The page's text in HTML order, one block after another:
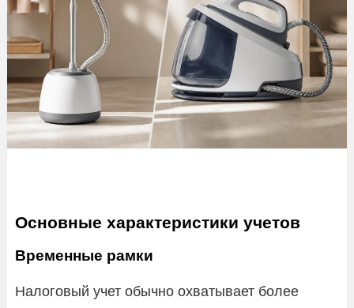
Основные характеристики учетов
Временные рамки
Налоговый учет обычно охватывает более